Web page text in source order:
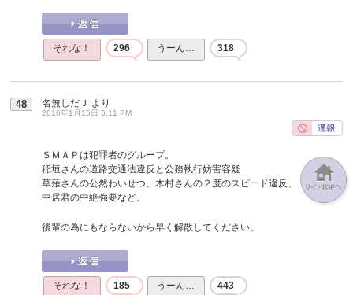
それな！ 296 うーん… 318
48 名無しだＪ より
2016年1月15日 5:11 PM
ＳＭＡＰは犯罪者のグループ。
稲垣さんの道路交通法違反と公務執行妨害容疑
草薙さんの公然わいせつ、木村さんの２度のスピード違反、
中居君の中絶強要など。
後輩の為にもならないから早く解散してください。
それな！ 185 うーん… 443